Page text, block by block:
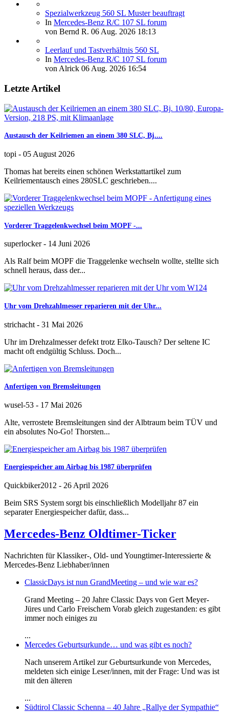
Spezialwerkzeug 560 SL Muster beauftragt
In Mercedes-Benz R/C 107 SL forum
von Bernd R. 06 Aug. 2026 18:13
Leerlauf und Tastverhältnis 560 SL
In Mercedes-Benz R/C 107 SL forum
vonAlrick 06 Aug. 2026 16:54
Letzte Artikel
Austausch der Keilriemen an einem 380 SLC, Bj....
topi - 05 August 2026
Thomas hat bereits einen schönen Werkstattartikel zum
Keilriementausch eines 280SLC geschrieben....
Vorderer Traggelenkwechsel beim MOPF -...
superlocker- 14 Juni 2026
Als Ralf beim MOPF die Traggelenke wechseln wollte, stellte sich
schnell heraus, dass der...
Uhr vom Drehzahlmesser reparieren mit der Uhr...
strichacht - 31 Mai 2026
Uhr im Drehzalmesser defekt trotz Elko-Tausch? Der seltene IC
macht oft endgültig Schluss. Doch...
Anfertigen von Bremsleitungen
wusel-53 - 17 Mai 2026
Alte, verrostete Bremsleitungen sind der Albtraum beim TÜV und
ein absolutes No-Go! Thorsten...
Energiespeicher am Airbag bis 1987 überprüfen
Quickbiker2012 - 26 April 2026
Beim SRS System sorgt bis einschließlich Modelljahr 87 ein
separater Energiespeicher dafür, dass...
Mercedes-Benz Oldtimer-Ticker
Nachrichten für Klassiker-, Old- und Youngtimer-Interessierte &
Mercedes-Benz Liebhaber/innen
ClassicDays ist nun GrandMeeting – und wie war es?
Grand Meeting – 20 Jahre Classic Days von Gert Meyer-
Jüres und Carlo Freischem Vorab gleich zugestanden: es gibt
immer noch einiges zu
...
Mercedes Geburtsurkunde… und was gibt es noch?
Nach unserem Artikel zur Geburtsurkunde von Mercedes,
meldeten sich einige Leser/innen, mit der Frage: Und was ist
mit den älteren
...
Südtirol Classic Schenna – 40 Jahre „Rallye der Sympathie“